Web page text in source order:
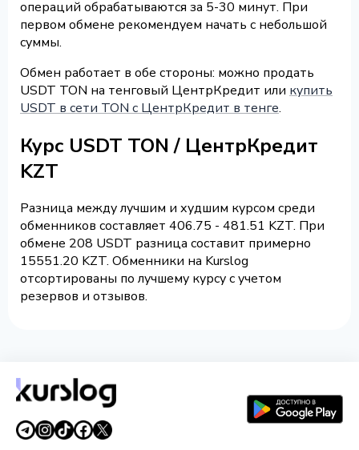
операций обрабатываются за 5-30 минут. При
первом обмене рекомендуем начать с небольшой
суммы.
Обмен работает в обе стороны: можно продать
USDT TON на тенговый ЦентрКредит или купить
USDT в сети TON с ЦентрКредит в тенге.
Курс USDT TON / ЦентрКредит
KZT
Разница между лучшим и худшим курсом среди
обменников составляет 406.75 - 481.51 KZT. При
обмене 208 USDT разница составит примерно
15551.20 KZT. Обменники на Kurslog
отсортированы по лучшему курсу с учетом
резервов и отзывов.